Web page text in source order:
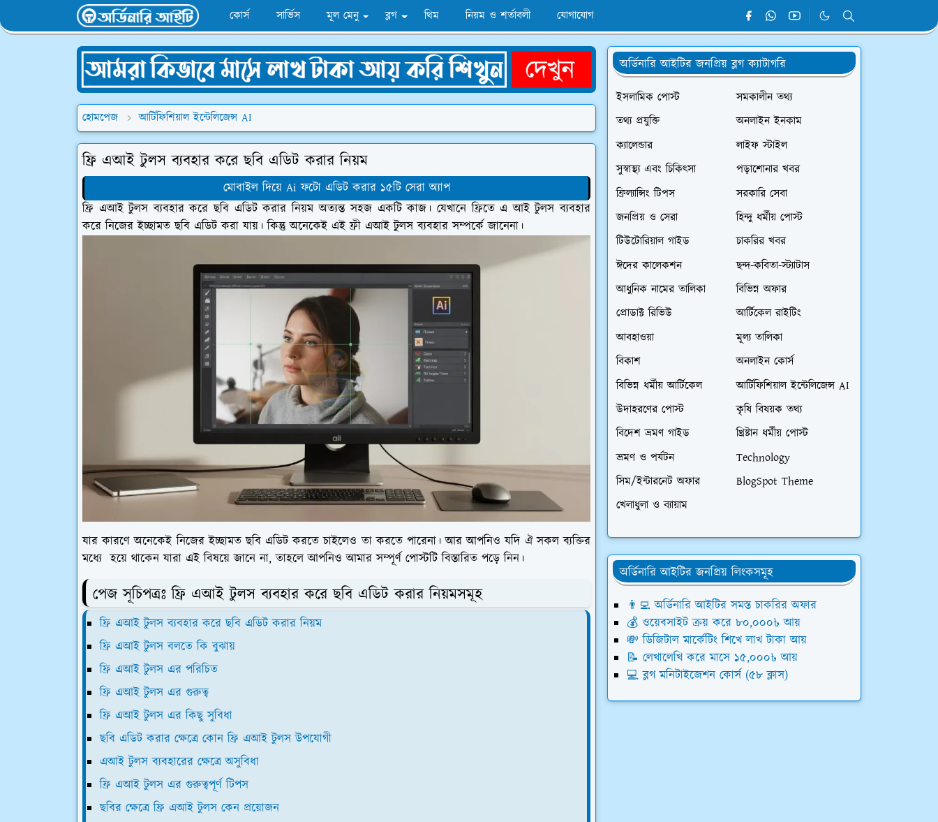
কোর্স সার্ভিস মূল মেনু ব্লগ থিম নিয়ম ও শর্তাবলী যোগাযোগ
হোমপেজ আর্টিফিশিয়াল ইন্টেলিজেন্স AI
ফ্রি এআই টুলস ব্যবহার করে ছবি এডিট করার নিয়ম
মোবাইল দিয়ে Ai ফটো এডিট করার ১৫টি সেরা অ্যাপ
ফ্রি এআই টুলস ব্যবহার করে ছবি এডিট করার নিয়ম অত্যন্ত সহজ একটি কাজ। যেখানে ফ্রিতে এ আই টুলস ব্যবহার
করে নিজের ইচ্ছামত ছবি এডিট করা যায়। কিন্তু অনেকেই এই ফ্রী এআই টুলস ব্যবহার সম্পর্কে জানেনা।
যার কারণে অনেকেই নিজের ইচ্ছামত ছবি এডিট করতে চাইলেও তা করতে পারেনা। আর আপনিও যদি ঐ সকল ব্যক্তির
মধ্যে হয়ে থাকেন যারা এই বিষয়ে জানে না, তাহলে আপনিও আমার সম্পূর্ণ পোস্টটি বিস্তারিত পড়ে নিন।
পেজ সূচিপত্রঃ ফ্রি এআই টুলস ব্যবহার করে ছবি এডিট করার নিয়মসমূহ
ফ্রি এআই টুলস ব্যবহার করে ছবি এডিট করার নিয়ম
ফ্রি এআই টুলস বলতে কি বুঝায়
ফ্রি এআই টুলস এর পরিচিত
ফ্রি এআই টুলস এর গুরুত্ব
ফ্রি এআই টুলস এর কিছু সুবিধা
ছবি এডিট করার ক্ষেত্রে কোন ফ্রি এআই টুলস উপযোগী
এআই টুলস ব্যবহারের ক্ষেত্রে অসুবিধা
ফ্রি এআই টুলস এর গুরুত্বপূর্ণ টিপস
ছবির ক্ষেত্রে ফ্রি এআই টুলস কেন প্রয়োজন
অর্ডিনারি আইটির জনপ্রিয় ব্লগ ক্যাটাগরি
ইসলামিক পোস্ট
সমকালীন তথ্য
তথ্য প্রযুক্তি
অনলাইন ইনকাম
ক্যালেন্ডার
লাইফ স্টাইল
সুস্বাস্থ্য এবং চিকিৎসা
পড়াশোনার খবর
ফ্রিল্যান্সিং টিপস
সরকারি সেবা
জনপ্রিয় ও সেরা
হিন্দু ধর্মীয় পোস্ট
টিউটোরিয়াল গাইড
চাকরির খবর
ঈদের কালেকশন
ছন্দ-কবিতা-স্ট্যাটাস
আধুনিক নামের তালিকা
বিভিন্ন অফার
প্রোডাক্ট রিভিউ
আর্টিকেল রাইটিং
আবহাওয়া
মূল্য তালিকা
বিকাশ
অনলাইন কোর্স
বিভিন্ন ধর্মীয় আর্টিকেল
আর্টিফিশিয়াল ইন্টেলিজেন্স AI
উদাহরণের পোস্ট
কৃষি বিষয়ক তথ্য
বিদেশ ভ্রমণ গাইড
খ্রিষ্টান ধর্মীয় পোস্ট
ভ্রমণ ও পর্যটন
Technology
সিম/ইন্টারনেট অফার
BlogSpot Theme
খেলাধুলা ও ব্যায়াম
অর্ডিনারি আইটির জনপ্রিয় লিংকসমূহ
👨‍💻 অর্ডিনারি আইটির সমস্ত চাকরির অফার
💰 ওয়েবসাইট ক্রয় করে ৮০,০০০৳ আয়
💸 ডিজিটাল মার্কেটিং শিখে লাখ টাকা আয়
📝 লেখালেখি করে মাসে ১৫,০০০৳ আয়
💻 ব্লগ মনিটাইজেশন কোর্স (৫৮ ক্লাস)